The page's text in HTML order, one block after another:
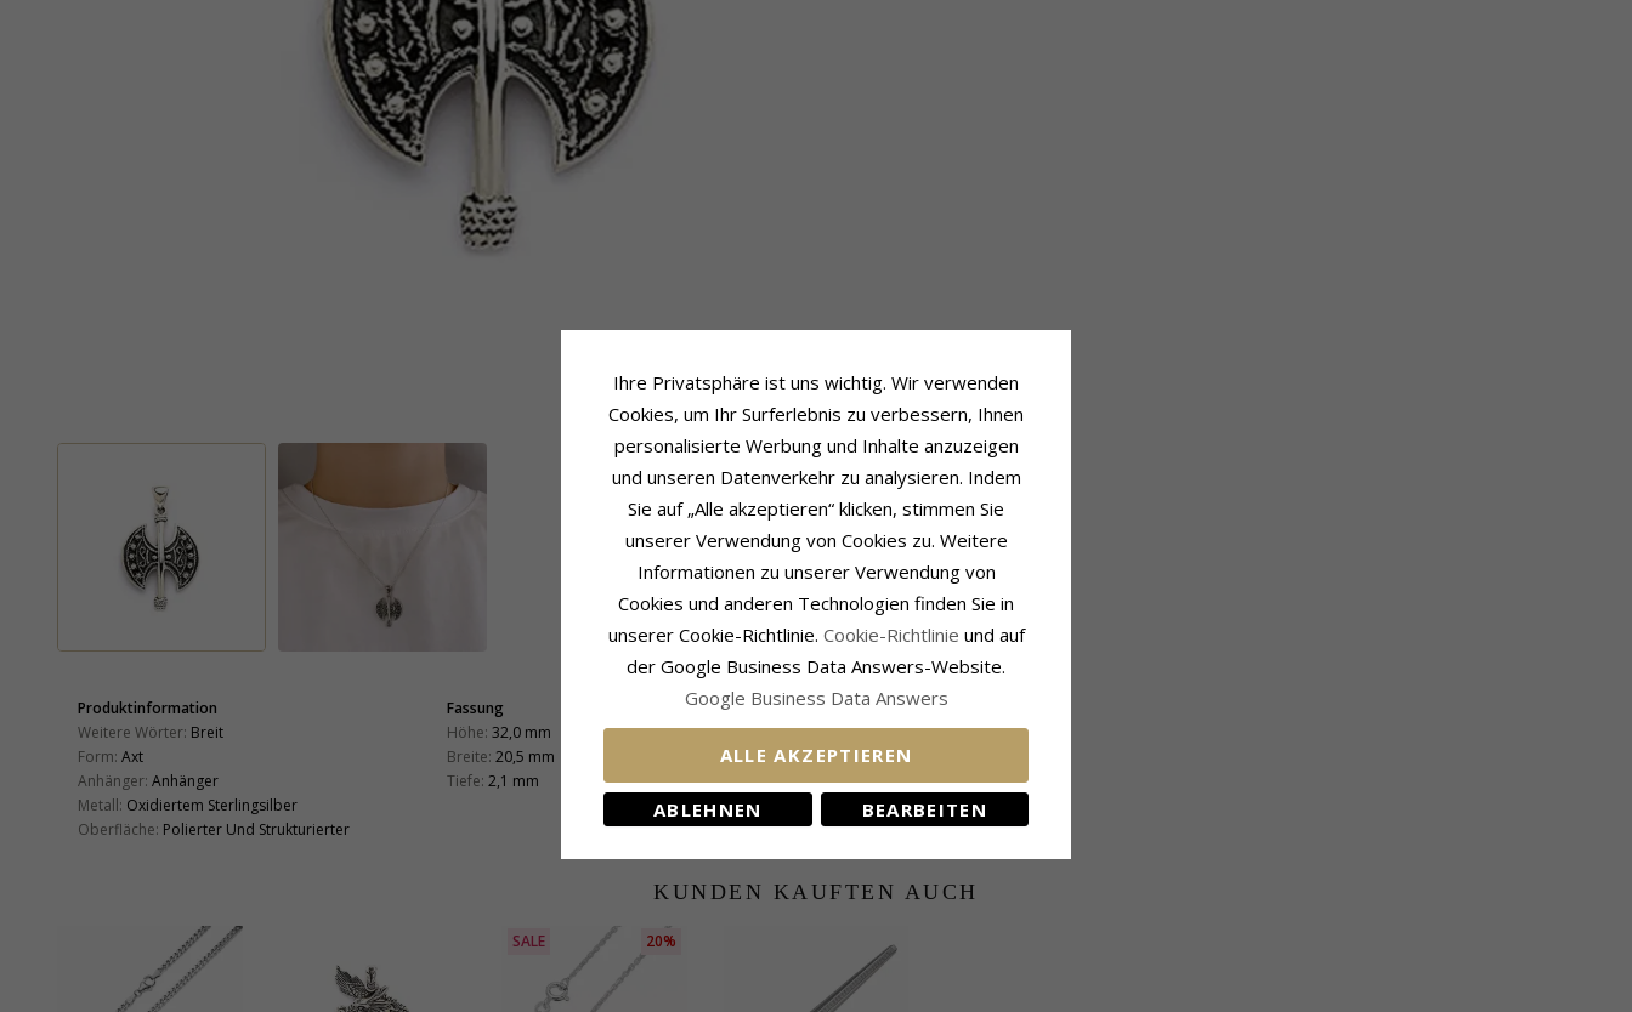
Produktinformation
Weitere Wörter: Breit
Form: Axt
Anhänger: Anhänger
Metall: Oxidiertem Sterlingsilber
Oberfläche: Polierter Und Strukturierter
Fassung
Höhe: 32,0 mm
Breite: 20,5 mm
Tiefe: 2,1 mm
Lieferzeit
Lieferzeit:4-5 Werktage
KUNDEN KAUFTEN AUCH
SALE 20%
Ihre Privatsphäre ist uns wichtig. Wir verwenden
Cookies, um Ihr Surferlebnis zu verbessern, Ihnen
personalisierte Werbung und Inhalte anzuzeigen
und unseren Datenverkehr zu analysieren. Indem
Sie auf „Alle akzeptieren“ klicken, stimmen Sie
unserer Verwendung von Cookies zu. Weitere
Informationen zu unserer Verwendung von
Cookies und anderen Technologien finden Sie in
unserer Cookie-Richtlinie. Cookie-Richtlinie und auf
der Google Business Data Answers-Website.
Google Business Data Answers
ALLE AKZEPTIEREN
ABLEHNEN BEARBEITEN